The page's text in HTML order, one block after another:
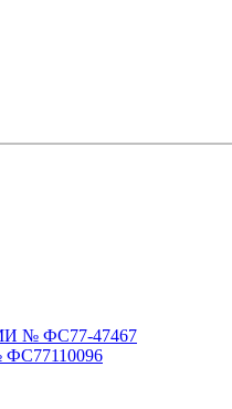
№ ФС77-47467